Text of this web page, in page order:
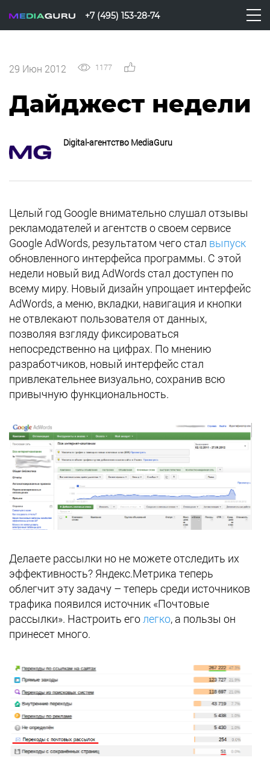
+7 (495) 153-28-74
29 Июн 2012 1177
Дайджест недели
Digital-агентство MediaGuru
Целый год Google внимательно слушал отзывы
рекламодателей и агентств о своем сервисе
Google AdWords, результатом чего стал выпуск
обновленного интерфейса программы. С этой
недели новый вид AdWords стал доступен по
всему миру. Новый дизайн упрощает интерфейс
AdWords, а меню, вкладки, навигация и кнопки
не отвлекают пользователя от данных,
позволяя взгляду фиксироваться
непосредственно на цифрах. По мнению
разработчиков, новый интерфейс стал
привлекательнее визуально, сохранив всю
привычную функциональность.
Делаете рассылки но не можете отследить их
эффективность? Яндекс.Метрика теперь
облегчит эту задачу – теперь среди источников
трафика появился источник «Почтовые
рассылки». Настроить еголегко, а пользы он
принесет много.